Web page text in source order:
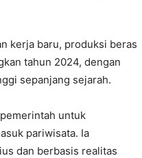
kerja baru, produksi beras
tahun 2024, dengan
sepanjang sejarah.
untuk
pariwisata. Ia
dan berbasis realitas